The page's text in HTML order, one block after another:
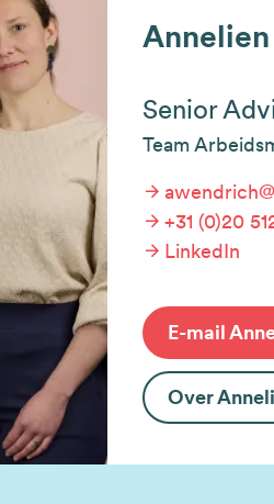
Senior
Team
+31 (0)20
LinkedIn
E-mail
Over